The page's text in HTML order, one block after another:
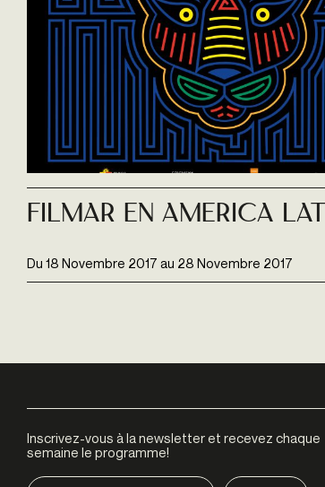
Du 18 Novembre 2017 au 28 Novembre 2017
Filmar en America
Inscrivez-vous à la newsletter et recevez chaque
semaine le programme!